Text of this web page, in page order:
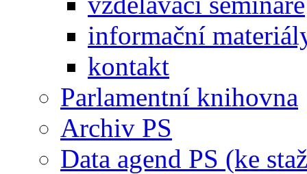
informační
kontakt
Parlamentní knihovna
Archiv PS
Data agend PS (ke